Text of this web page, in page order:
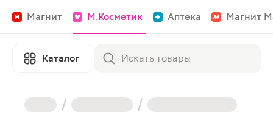
Магнит М.Косметик Аптека Магнит
Каталог